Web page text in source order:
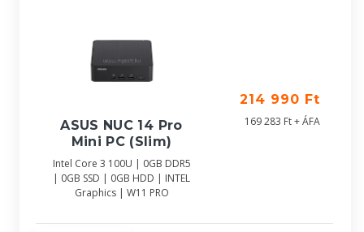
ASUS NUC 14 Pro
Mini PC (Slim)
Intel Core 3 100U | 0GB DDR5
| 0GB SSD | 0GB HDD | INTEL
Graphics | W11 PRO
214 990 Ft
169 283 Ft + ÁFA